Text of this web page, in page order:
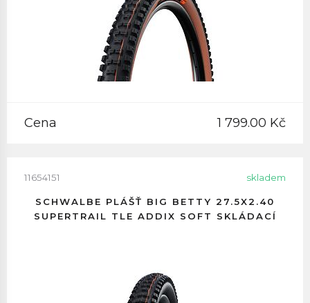
Cena 1 799.00 Kč
11654151 skladem
SCHWALBE PLÁŠŤ BIG BETTY 27.5X2.40
SUPERTRAIL TLE ADDIX SOFT SKLÁDACÍ